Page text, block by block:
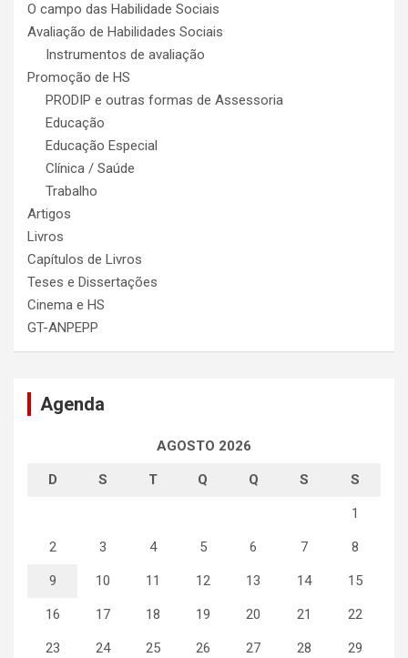
O campo das Habilidade Sociais
Avaliação de Habilidades Sociais
Instrumentos de avaliação
Promoção de HS
PRODIP e outras formas de Assessoria
Educação
Educação Especial
Clínica / Saúde
Trabalho
Artigos
Livros
Capítulos de Livros
Teses e Dissertações
Cinema e HS
GT-ANPEPP
Agenda
AGOSTO 2026
D S T Q Q S S
1
2 3 4 5 6 7 8
9 10 11 12 13 14 15
16 17 18 19 20 21 22
23 24 25 26 27 28 29